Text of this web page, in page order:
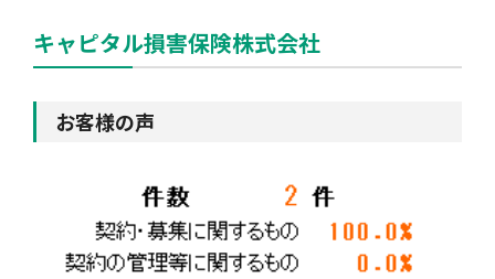
キャピタル損害保険株式会社
お客様の声